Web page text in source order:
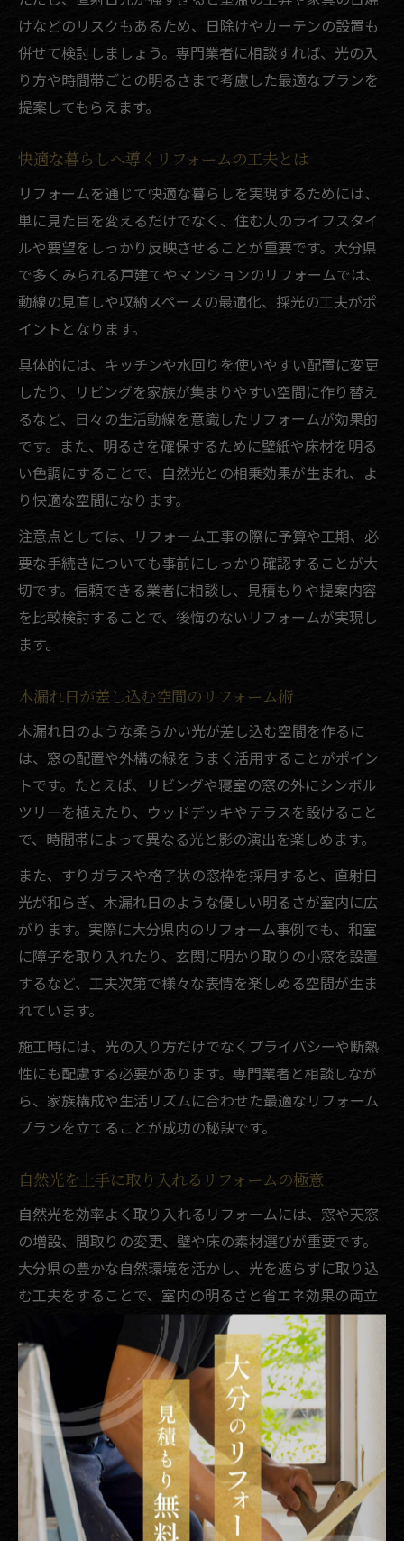
けなどのリスクもあるため、日除けやカーテンの設置も
併せて検討しましょう。専門業者に相談すれば、光の入
り方や時間帯ごとの明るさまで考慮した最適なプランを
提案してもらえます。
快適な暮らしへ導くリフォームの工夫とは
リフォームを通じて快適な暮らしを実現するためには、
単に見た目を変えるだけでなく、住む人のライフスタイ
ルや要望をしっかり反映させることが重要です。大分県
で多くみられる戸建てやマンションのリフォームでは、
動線の見直しや収納スペースの最適化、採光の工夫がポ
イントとなります。
具体的には、キッチンや水回りを使いやすい配置に変更
したり、リビングを家族が集まりやすい空間に作り替え
るなど、日々の生活動線を意識したリフォームが効果的
です。また、明るさを確保するために壁紙や床材を明る
い色調にすることで、自然光との相乗効果が生まれ、よ
り快適な空間になります。
注意点としては、リフォーム工事の際に予算や工期、必
要な手続きについても事前にしっかり確認することが大
切です。信頼できる業者に相談し、見積もりや提案内容
を比較検討することで、後悔のないリフォームが実現し
ます。
木漏れ日が差し込む空間のリフォーム術
木漏れ日のような柔らかい光が差し込む空間を作るに
は、窓の配置や外構の緑をうまく活用することがポイン
トです。たとえば、リビングや寝室の窓の外にシンボル
ツリーを植えたり、ウッドデッキやテラスを設けること
で、時間帯によって異なる光と影の演出を楽しめます。
また、すりガラスや格子状の窓枠を採用すると、直射日
光が和らぎ、木漏れ日のような優しい明るさが室内に広
がります。実際に大分県内のリフォーム事例でも、和室
に障子を取り入れたり、玄関に明かり取りの小窓を設置
するなど、工夫次第で様々な表情を楽しめる空間が生ま
れています。
施工時には、光の入り方だけでなくプライバシーや断熱
性にも配慮する必要があります。専門業者と相談しなが
ら、家族構成や生活リズムに合わせた最適なリフォーム
プランを立てることが成功の秘訣です。
自然光を上手に取り入れるリフォームの極意
自然光を効率よく取り入れるリフォームには、窓や天窓
の増設、間取りの変更、壁や床の素材選びが重要です。
大分県の豊かな自然環境を活かし、光を遮らずに取り込
む工夫をすることで、室内の明るさと省エネ効果の両立
特に、南向きの大きな窓や吹き抜けを設けることで、日
中は照明に頼らずに過ごせる明るい空間になります。一
方で、夏場の強い日差しには注意が必要なため、庇やロ
ールスクリーン、外構の植栽で調整することも大切で
す。
リフォームプランを立てる際は、光の入り方をシミュレ
ーションし、各部屋の用途や家族の生活パターンに合わ